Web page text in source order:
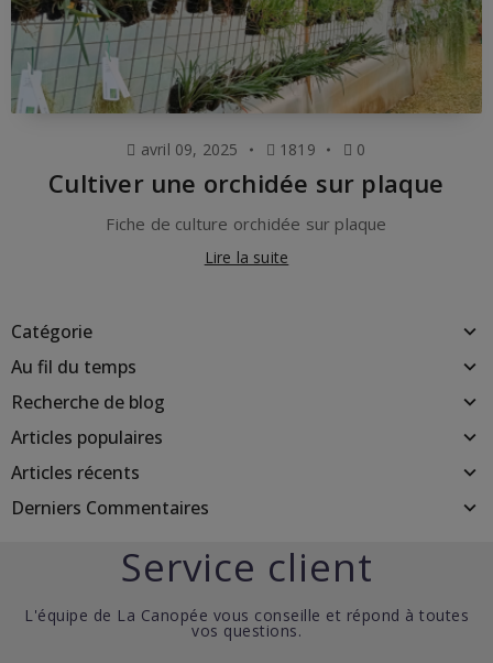
avril 09, 2025 1819 0
Cultiver une orchidée sur plaque
Fiche de culture orchidée sur plaque
Lire la suite
Catégorie
Au fil du temps
Recherche de blog
Articles populaires
Articles récents
Derniers Commentaires
Service client
L'équipe de La Canopée vous conseille et répond à toutes
vos questions.